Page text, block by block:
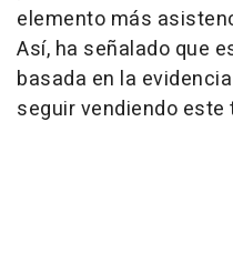
elemento más
Así, ha señalado que
basada en la
seguir vendiendo